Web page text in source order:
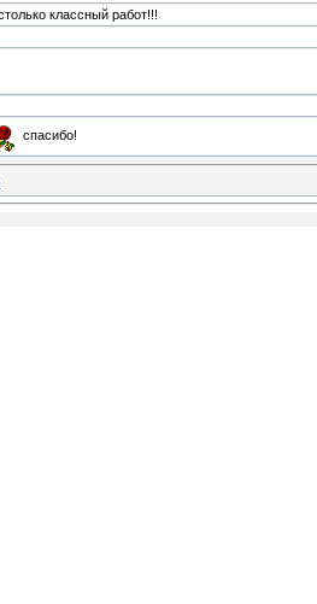
классный работ!!!
спасибо!